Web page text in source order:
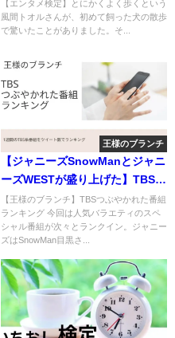
【エンタメ検定】とにかくよく歩くという
風間トオルさんが、初めて飼った犬の散歩
で驚いたことがありました。そ...
王様のブランチ
【ジャニーズSnowManとジャニ
ーズWESTが盛り上げた】TBSつ
ぶやかれた番組
【王様のブランチ】TBSつぶやかれた番組
ランキング 今回は人気バラエティのスペ
シャル番組が次々とランクイン。ジャニー
ズはSnowMan目黒さ...